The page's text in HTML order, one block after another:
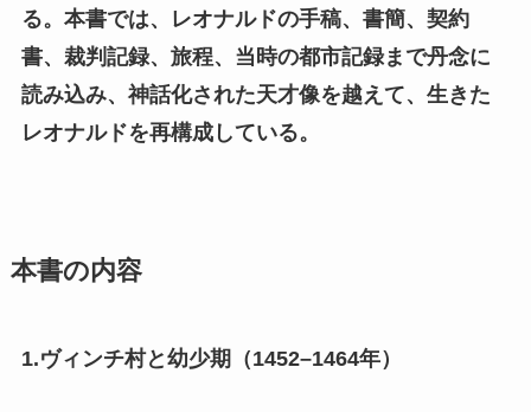
る。本書では、レオナルドの手稿、書簡、契約
書、裁判記録、旅程、当時の都市記録まで丹念に
読み込み、神話化された天才像を越えて、生きた
レオナルドを再構成している。
本書の内容
1.ヴィンチ村と幼少期（1452–1464年）